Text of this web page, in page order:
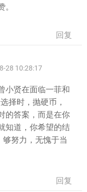
回复
28 10:28:17
小贤在面临一菲和
择时，抛硬币，
的答案，而是在你
知道，你希望的结
努力，无愧于当
回复